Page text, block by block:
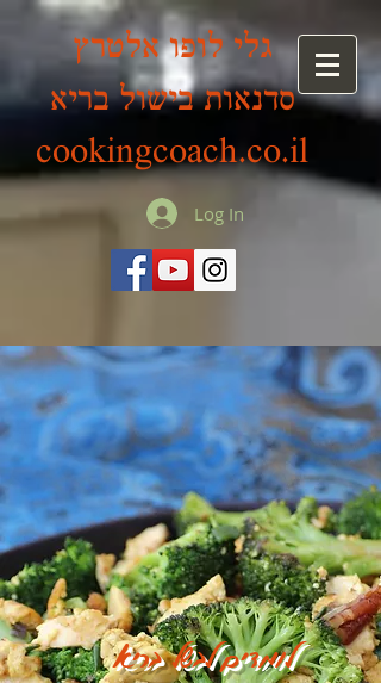
גלי לופו אלטרץ
סדנאות בישול בריא
cookingcoach.co.il
Log In
לומדים לבשל בריא